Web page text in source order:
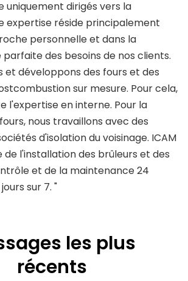
uniquement dirigés vers la
expertise réside principalement
personnelle et dans la
des besoins de nos clients.
et développons des fours et des
sur mesure. Pour cela,
l'expertise en interne. Pour la
nous travaillons avec des
d'isolation du voisinage. ICAM
l'installation des brûleurs et des
et de la maintenance 24
sur 7. "
les plus
récents